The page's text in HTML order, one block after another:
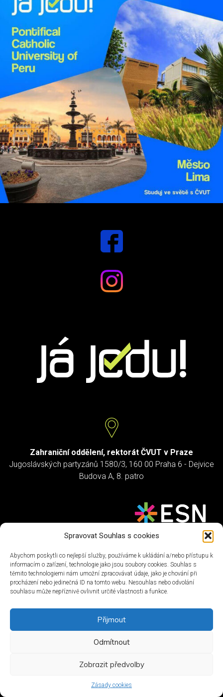
Spravovat Souhlas s cookies
Abychom poskytli co nejlepší služby, používáme k ukládání a/nebo přístupu k
informacím o zařízení, technologie jako jsou soubory cookies. Souhlas s
těmito technologiemi nám umožní zpracovávat údaje, jako je chování při
procházení nebo jedinečná ID na tomto webu. Nesouhlas nebo odvolání
souhlasu může nepříznivě ovlivnit určité vlastnosti a funkce.
Přijmout
Odmítnout
Zobrazit předvolby
Zásady cookies
Zahraniční oddělení, rektorát ČVUT v Praze
Jugoslávských partyzánů 1580/3, 160 00 Praha 6 - Dejvice
Budova A, 8. patro